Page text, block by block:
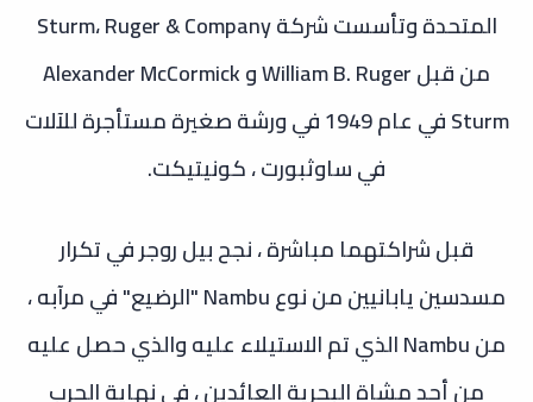
المتحدة
وتأسست شركة Sturm، Ruger & Company
من قبل William B. Ruger و Alexander McCormick
Sturm في عام 1949 في ورشة صغيرة مستأجرة للآلات
في ساوثبورت ، كونيتيكت.
قبل شراكتهما مباشرة ، نجح بيل روجر في تكرار
مسدسين يابانيين من نوع Nambu "الرضيع" في مرآبه ،
من Nambu الذي تم الاستيلاء عليه والذي حصل عليه
من أحد مشاة البحرية العائدين ، في نهاية الحرب